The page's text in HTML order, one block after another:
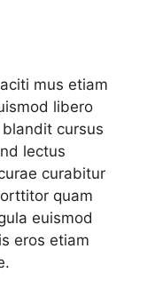
mus etiam
libero
cursus
lectus
curabitur
quam
euismod
eros etiam